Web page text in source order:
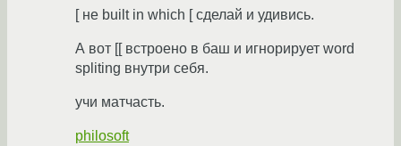
[ не built in which [ сделай и удивись.
А вот [[ встроено в баш и игнорирует word
spliting внутри себя.
учи матчасть.
philosoft